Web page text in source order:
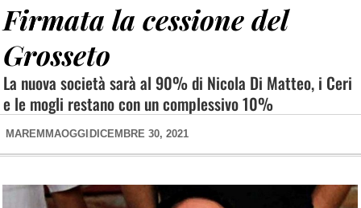
Firmata la cessione del
Grosseto
La nuova società sarà al 90% di Nicola Di Matteo, i Ceri
e le mogli restano con un complessivo 10%
MAREMMAOGGI DICEMBRE 30, 2021